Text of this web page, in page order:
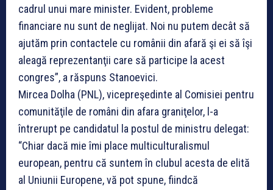
cadrul unui mare minister. Evident, probleme
financiare nu sunt de neglijat. Noi nu putem decât să
ajutăm prin contactele cu românii din afară şi ei să îşi
aleagă reprezentanţii care să participe la acest
congres”, a răspuns Stanoevici.
Mircea Dolha (PNL), vicepreşedinte al Comisiei pentru
comunităţile de români din afara graniţelor, l-a
întrerupt pe candidatul la postul de ministru delegat:
“Chiar dacă mie îmi place multiculturalismul
european, pentru că suntem în clubul acesta de elită
al Uniunii Europene, vă pot spune, fiindcă